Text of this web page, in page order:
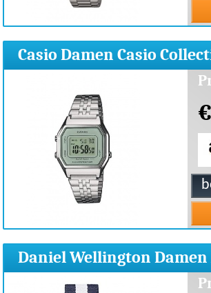
Casio Damen Casio
Daniel Wellington Damen
0503DW